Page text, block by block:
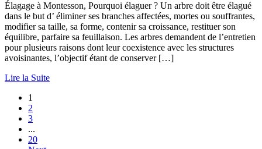
Élagage à Montesson, Pourquoi élaguer ? Un arbre doit être élagué
dans le but d’ éliminer ses branches affectées, mortes ou souffrantes,
modifier sa taille, sa forme, contenir sa croissance, restituer son
équilibre, parfaire sa feuillaison. Les arbres demandent de l’entretien
pour plusieurs raisons dont leur coexistence avec les structures
avoisinantes, l’objectif étant de conserver […]
Lire la Suite
1
2
3
...
20